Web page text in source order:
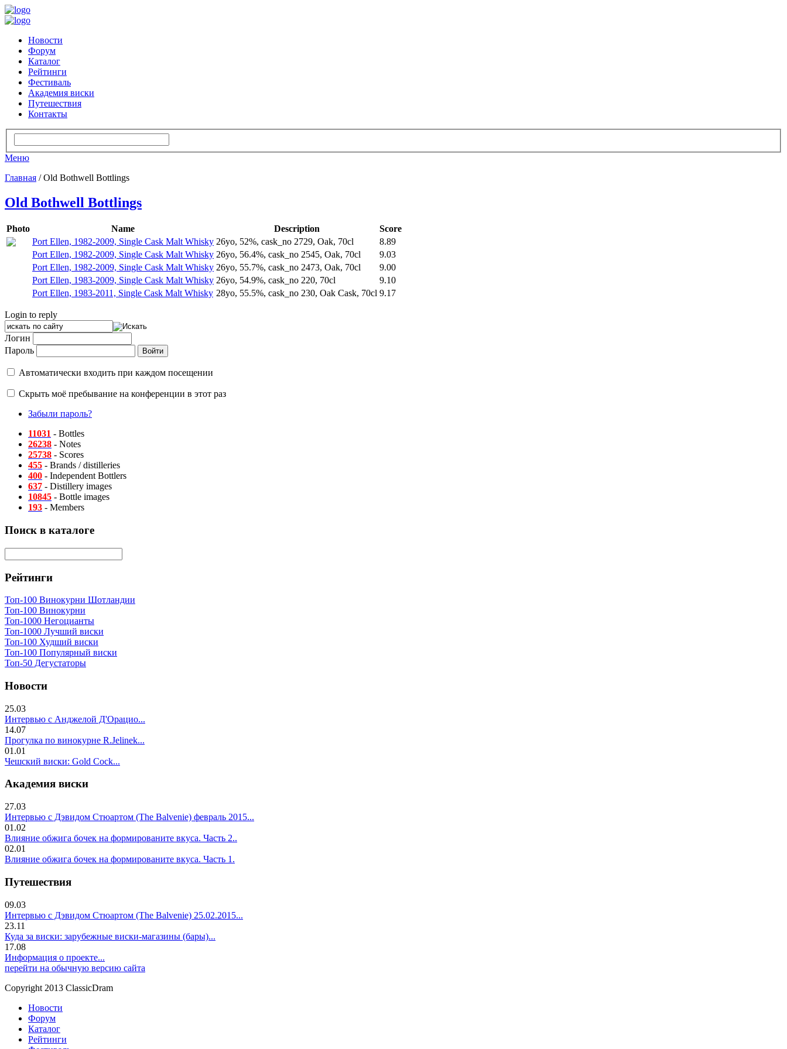
Новости
Форум
Каталог
Рейтинги
Фестиваль
Академия виски
Путешествия
Контакты
Меню
Главная / Old Bothwell Bottlings
Old Bothwell Bottlings
Photo Name Description
Score
Port Ellen, 1982-2009, Single Cask Malt Whisky 26yo, 52%, cask_no 2729, Oak, 70cl
8.89
Port Ellen, 1982-2009, Single Cask Malt Whisky 26yo, 56.4%, cask_no 2545, Oak, 70cl
9.03
Port Ellen, 1982-2009, Single Cask Malt Whisky 26yo, 55.7%, cask_no 2473, Oak, 70cl
9.00
Port Ellen, 1983-2009, Single Cask Malt Whisky 26yo, 54.9%, cask_no 220, 70cl
9.10
Port Ellen, 1983-2011, Single Cask Malt Whisky 28yo, 55.5%, cask_no 230, Oak Cask, 70cl 9.17
Login to reply
Логин
Пароль
Автоматически входить при каждом посещении
Скрыть моё пребывание на конференции в этот раз
Забыли пароль?
11031 - Bottles
26238 - Notes
25738 - Scores
455 - Brands / distilleries
400 - Independent Bottlers
637 - Distillery images
10845 - Bottle images
193 - Members
Поиск в каталоге
Рейтинги
Топ-100 Винокурни Шотландии
Топ-100 Винокурни
Топ-1000 Негоцианты
Топ-1000 Лучший виски
Топ-100 Худший виски
Топ-100 Популярный виски
Топ-50 Дегустаторы
Новости
25.03
Интервью с Анджелой Д'Орацио...
14.07
Прогулка по винокурне R.Jelinek...
01.01
Чешский виски: Gold Cock...
Академия виски
27.03
Интервью с Дэвидом Стюартом (The Balvenie) февраль 2015...
01.02
Влияние обжига бочек на формированите вкуса. Часть 2..
02.01
Влияние обжига бочек на формированите вкуса. Часть 1.
Путешествия
09.03
Интервью с Дэвидом Стюартом (The Balvenie) 25.02.2015...
23.11
Куда за виски: зарубежные виски-магазины (бары)...
17.08
Информация о проекте...
перейти на обычную версию сайта
Copyright 2013 ClassicDram
Новости
Форум
Каталог
Рейтинги